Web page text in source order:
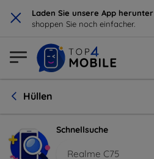
× Laden Sie unsere App herunter
shoppen Sie noch einfacher.
Hüllen
Schnellsuche
Realme C75